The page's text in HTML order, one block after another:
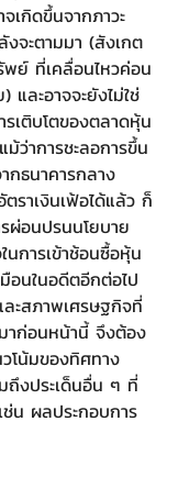
เกิดขึ้นจากภาวะ
จะตามมา (สังเกต
ย์ ที่เคลื่อนไหวค่อน
และอาจจะยังไม่ใช่
เติบโตของตลาดหุ้น
ม้ว่าการชะลอการขึ้น
กธนาคารกลาง
ราเงินเฟ้อได้แล้ว ก็
ผ่อนปรนนโยบาย
นการเข้าช้อนซื้อหุ้น
นในอดีตอีกต่อไป
ะสภาพเศรษฐกิจที่
าก่อนหน้านี้ จึงต้อง
วโน้มของทิศทาง
ถึงประเด็นอื่น ๆ ที่
น ผลประกอบการ